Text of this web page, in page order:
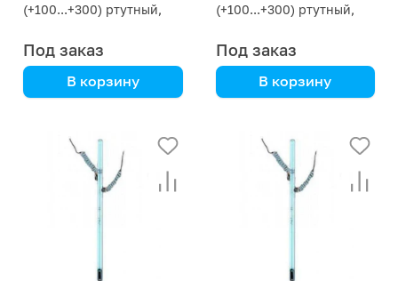
(+100...+300) ртутный,
Под заказ
В корзину
(+100...+300) ртутный,
Под заказ
В корзину